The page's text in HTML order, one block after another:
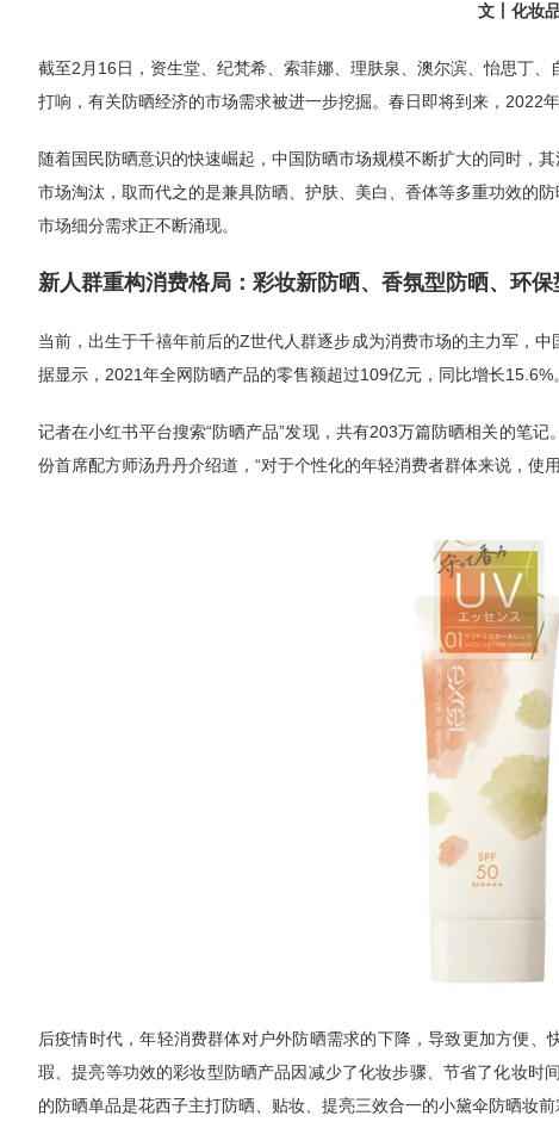
文丨化妆
截至2月16日，资生堂、纪梵希、索菲娜、理肤泉、澳尔滨、怡思丁
打响，有关防晒经济的市场需求被进一步挖掘。春日即将到来，2022
随着国民防晒意识的快速崛起，中国防晒市场规模不断扩大的同时，
市场淘汰，取而代之的是兼具防晒、护肤、美白、香体等多重功效的
市场细分需求正不断涌现。
新人群重构消费格局：彩妆新防晒、香氛型防晒、环
当前，出生于千禧年前后的Z世代人群逐步成为消费市场的主力军，
据显示，2021年全网防晒产品的零售额超过109亿元，同比增长15.6%。
记者在小红书平台搜索“防晒产品”发现，共有203万篇防晒相关的笔记
份首席配方师汤丹丹介绍道，“对于个性化的年轻消费者群体来说，
后疫情时代，年轻消费群体对户外防晒需求的下降，导致更加方便
瑕、提亮等功效的彩妆型防晒产品因减少了化妆步骤、节省了化妆
的防晒单品是花西子主打防晒、贴妆、提亮三效合一的小黛伞防晒妆前